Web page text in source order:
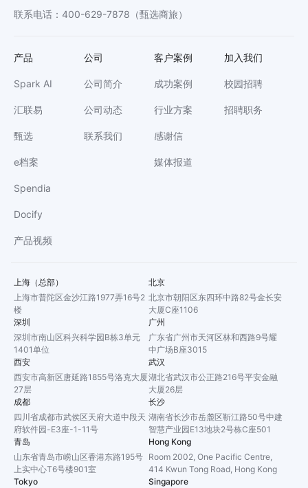
联系电话 ： 400-629-7878 （甄选商旅）
产品
Spark AI
汇联易
甄选
e档案
Spendia
Docify
产品视频
公司
公司简介
公司动态
联系我们
客户案例
成功案例
行业方案
感谢信
媒体报道
加入我们
校园招聘
招聘职务
上海（总部）
上海市普陀区金沙江路1977弄16号2
楼
北京
北京市朝阳区东四环中路82号金长安
大厦C座1106
深圳
深圳市南山区科兴科学园B栋3单元
1401单位
广州
广东省广州市天河区林和西路9号耀
中广场B座3015
西安
西安市高新区唐延路1855号洛克大厦
27层
武汉
湖北省武汉市公正路216号平安金融
大厦26层
成都
四川省成都市武侯区天府大道中段天
府软件园-E3座-1-11号
长沙
湖南省长沙市岳麓区靳江路50号中建
智慧产业园E13地块2号栋C座501
青岛
山东省青岛市崂山区香港东路195号
上实中心T6号楼901室
Hong Kong
Room 2002, One Pacific Centre,
414 Kwun Tong Road, Hong Kong
Tokyo
Singapore